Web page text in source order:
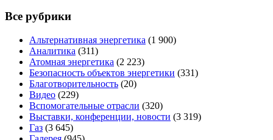
Все рубрики
Альтернативная энергетика (1 900)
Аналитика (311)
Атомная энергетика (2 223)
Безопасность объектов энергетики (331)
Благотворительность (20)
Видео (229)
Вспомогательные отрасли (320)
Выставки, конференции, новости (3 319)
Газ (3 645)